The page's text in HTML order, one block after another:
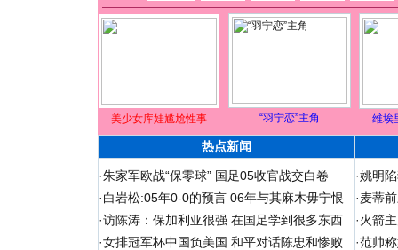
美少女库娃尴尬性事 “羽宁恋”主角 维埃
热点新闻
·朱家军欧战“保零球” 国足05收官战交白卷
·白岩松:05年0-0的预言 06年与其麻木毋宁恨
·访陈涛：保加利亚很强 在国足学到很多东西
·女排冠军杯中国负美国 和平对话陈忠和惨败
·姚明
·麦蒂
·火箭
·范帅